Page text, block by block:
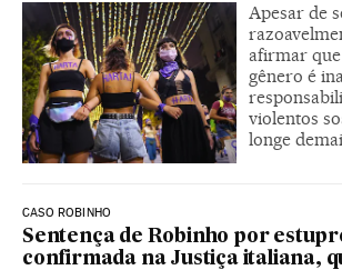
Apesar de
afirmar
gênero é
violentos
longe
CASO ROBINHO
Sentença de Robinho por
confirmada na Justiça italiana,